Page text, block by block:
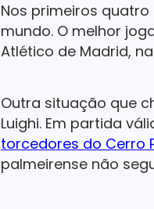
Nos primeiros
mundo. O melhor
Atlético de Madrid,
Outra situação que
Luighi. Em partida
torcedores do Cerro
palmeirense não